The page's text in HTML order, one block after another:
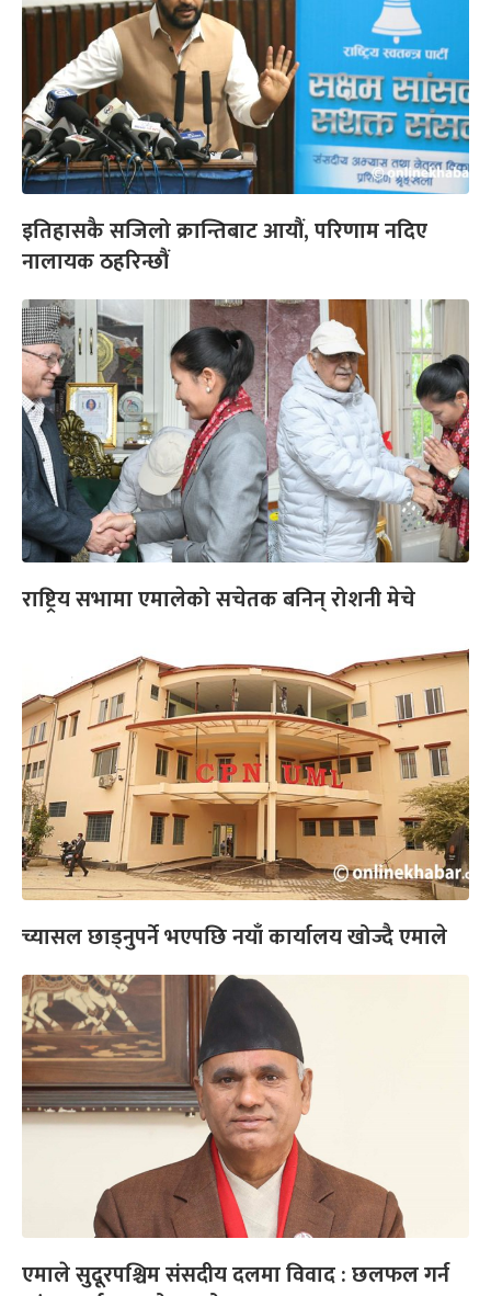
इतिहासकै सजिलो क्रान्तिबाट आयौं, परिणाम नदिए
नालायक ठहरिन्छौं
राष्ट्रिय सभामा एमालेको सचेतक बनिन् रोशनी मेचे
च्यासल छाड्नुपर्ने भएपछि नयाँ कार्यालय खोज्दै एमाले
एमाले सुदूरपश्चिम संसदीय दलमा विवाद : छलफल गर्न